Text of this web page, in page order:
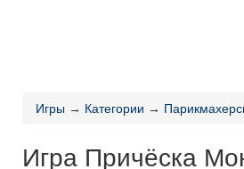
Игры → Категории →
Игра Причёска